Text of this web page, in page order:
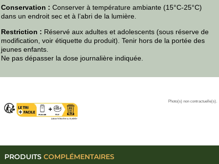
Conservation : Conserver à température ambiante (15°C-25°C)
dans un endroit sec et à l’abri de la lumière.
Restriction : Réservé aux adultes et adolescents (sous réserve de
modification, voir étiquette du produit). Tenir hors de la portée des
jeunes enfants.
Ne pas dépasser la dose journalière indiquée.
Photo(s) non contractuelle(s).
PRODUITS COMPLÉMENTAIRES